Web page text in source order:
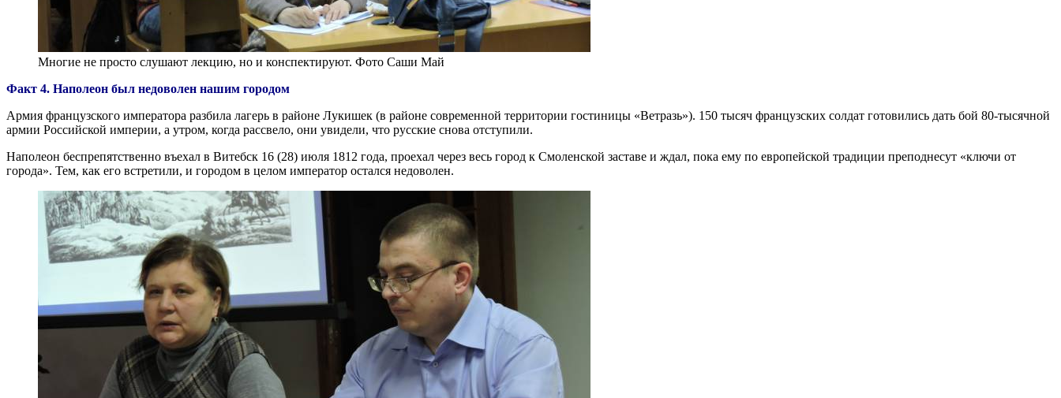
Многие не просто слушают лекцию, но и конспектируют. Фото Саши Май
Факт 4. Наполеон был недоволен нашим городом
Армия французского императора разбила лагерь в районе Лукишек (в районе современной территории гостиницы «Ветразь»). 150 тысяч французских солдат готовились дать бой 80-тысячной
армии Российской империи, а утром, когда рассвело, они увидели, что русские снова отступили.
Наполеон беспрепятственно въехал в Витебск 16 (28) июля 1812 года, проехал через весь город к Смоленской заставе и ждал, пока ему по европейской традиции преподнесут «ключи от
города». Тем, как его встретили, и городом в целом император остался недоволен.